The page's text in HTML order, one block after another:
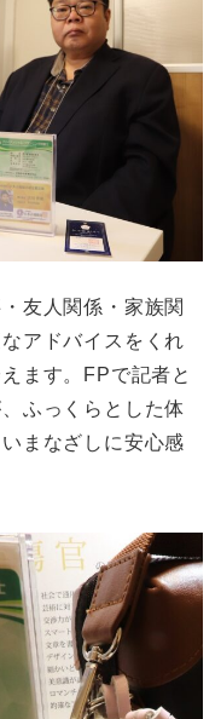
友人関係・家族関
アドバイスをくれ
ます。FPで記者と
ふっくらとした体
まなざしに安心感